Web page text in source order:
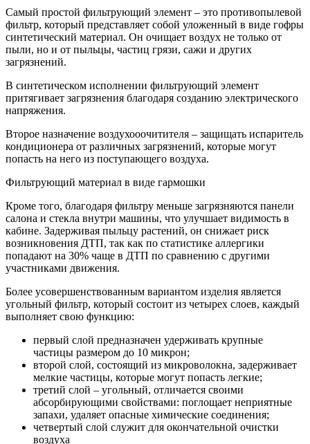
Самый простой фильтрующий элемент – это противопылевой
фильтр, который представляет собой уложенный в виде гофры
синтетический материал. Он очищает воздух не только от
пыли, но и от пыльцы, частиц грязи, сажи и других
загрязнений.
В синтетическом исполнении фильтрующий элемент
притягивает загрязнения благодаря созданию электрического
напряжения.
Второе назначение воздухооочитителя – защищать испаритель
кондиционера от различных загрязнений, которые могут
попасть на него из поступающего воздуха.
Фильтрующий материал в виде гармошки
Кроме того, благодаря фильтру меньше загрязняются панели
салона и стекла внутри машины, что улучшает видимость в
кабине. Задерживая пыльцу растений, он снижает риск
возникновения ДТП, так как по статистике аллергики
попадают на 30% чаще в ДТП по сравнению с другими
участниками движения.
Более усовершенствованным вариантом изделия является
угольный фильтр, который состоит из четырех слоев, каждый
выполняет свою функцию:
первый слой предназначен удерживать крупные
частицы размером до 10 микрон;
второй слой, состоящий из микроволокна, задерживает
мелкие частицы, которые могут попасть легкие;
третий слой – угольный, отличается своими
абсорбирующими свойствами: поглощает неприятные
запахи, удаляет опасные химические соединения;
четвертый слой служит для окончательной очистки
воздуха